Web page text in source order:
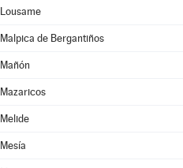
Lousame
Malpica de Bergantiños
Mañón
Mazaricos
Melide
Mesía